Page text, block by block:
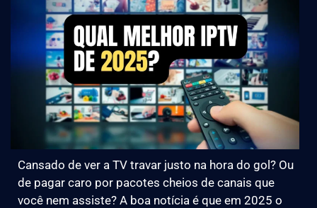
Cansado de ver a TV travar justo na hora do gol? Ou
de pagar caro por pacotes cheios de canais que
você nem assiste? A boa notícia é que em 2025 o